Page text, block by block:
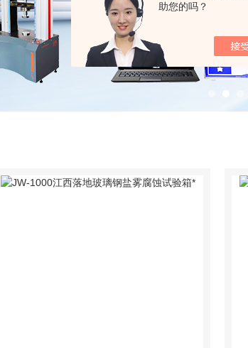
助您的吗？